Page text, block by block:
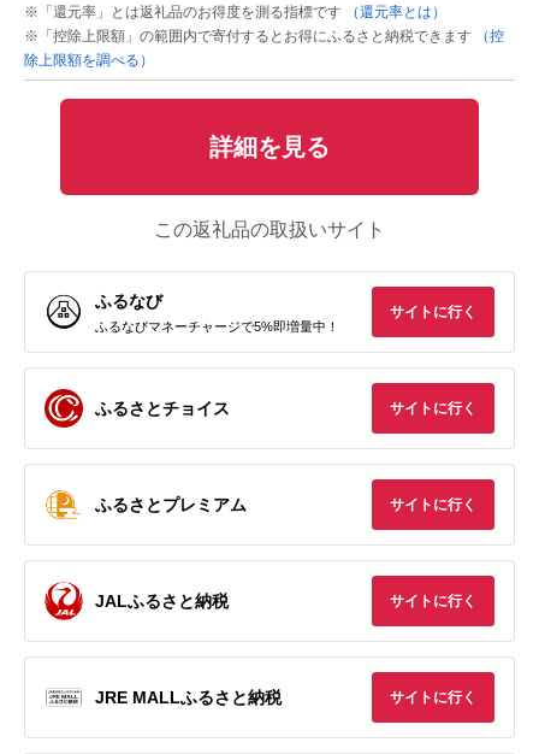
※「還元率」とは返礼品のお得度を測る指標です
（還元率とは）
※「控除上限額」の範囲内で寄付するとお得にふるさと納税できます
（控
除上限額を調べる）
詳細を見る
この返礼品の取扱いサイト
ふるなび
ふるなびマネーチャージで5%即増量中！
サイトに行く
ふるさとチョイス サイトに行く
ふるさとプレミアム サイトに行く
JALふるさと納税 サイトに行く
JRE MALLふるさと納税 サイトに行く